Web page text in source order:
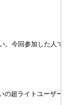
。今回参加した人
の超ライトユーザー